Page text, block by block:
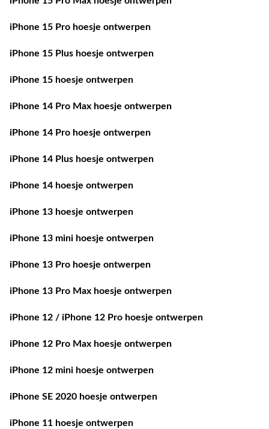
iPhone 15 Pro hoesje ontwerpen
iPhone 15 Plus hoesje ontwerpen
iPhone 15 hoesje ontwerpen
iPhone 14 Pro Max hoesje ontwerpen
iPhone 14 Pro hoesje ontwerpen
iPhone 14 Plus hoesje ontwerpen
iPhone 14 hoesje ontwerpen
iPhone 13 hoesje ontwerpen
iPhone 13 mini hoesje ontwerpen
iPhone 13 Pro hoesje ontwerpen
iPhone 13 Pro Max hoesje ontwerpen
iPhone 12 / iPhone 12 Pro hoesje ontwerpen
iPhone 12 Pro Max hoesje ontwerpen
iPhone 12 mini hoesje ontwerpen
iPhone SE 2020 hoesje ontwerpen
iPhone 11 hoesje ontwerpen